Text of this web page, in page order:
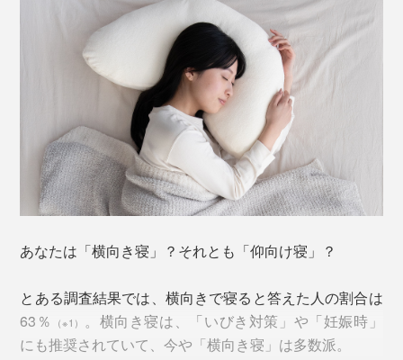
あなたは「横向き寝」？それとも「仰向け寝」？
とある調査結果では、横向きで寝ると答えた人の割合は
63％
（※1） 。横向き寝は、「いびき対策」や「妊娠時」
にも推奨されていて、今や「横向き寝」は多数派。